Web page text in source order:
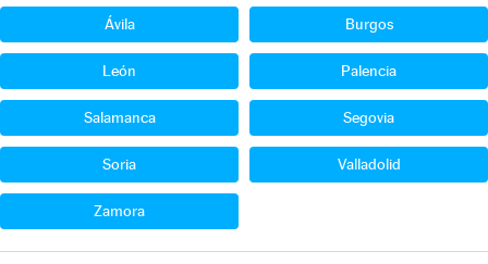
Ávila Burgos
León Palencia
Salamanca Segovia
Soria Valladolid
Zamora